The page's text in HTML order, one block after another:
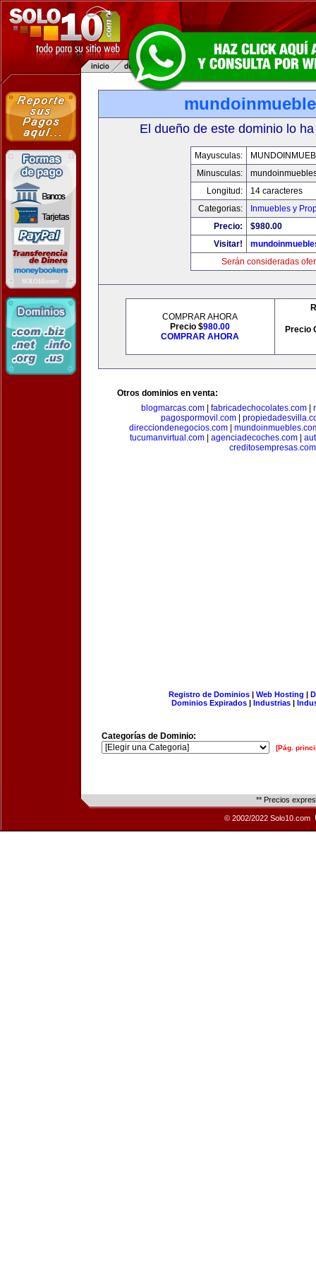
El dueño de este dominio lo
Mayusculas:
Minusculas:
Longitud:
14 caracteres
Categorias:
Inmuebles y
Precio:
$980.00
Visitar!
Serán consideradas
COMPRAR AHORA
Precio $980.00
COMPRAR AHORA
Precio
Otros dominios en venta:
blogmarcas.com
fabricadechocolates.com
pagospormovil.com
direcciondenegocios.com
tucumanvirtual.com| agenciadecoches.com|
creditosempresas.com
Registro de Dominios| Web Hosting |
Dominios Expirados | Industrias |
Categorías de Dominio:
[Pág.
** Precios
© 2002/2022 Solo10.com